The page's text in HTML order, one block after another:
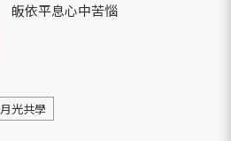
皈依平息心中苦惱
月光共學